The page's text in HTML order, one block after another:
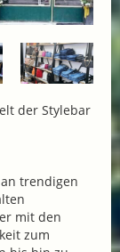
der Stylebar
trendigen
mit den
zum